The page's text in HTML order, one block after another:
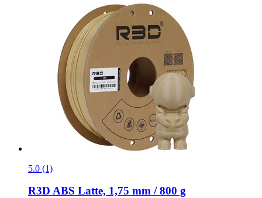
5.0 (1)
R3D ABS Latte, 1,75 mm / 800 g